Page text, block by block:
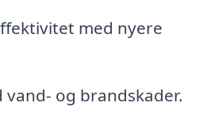
med nyere
og brandskader.